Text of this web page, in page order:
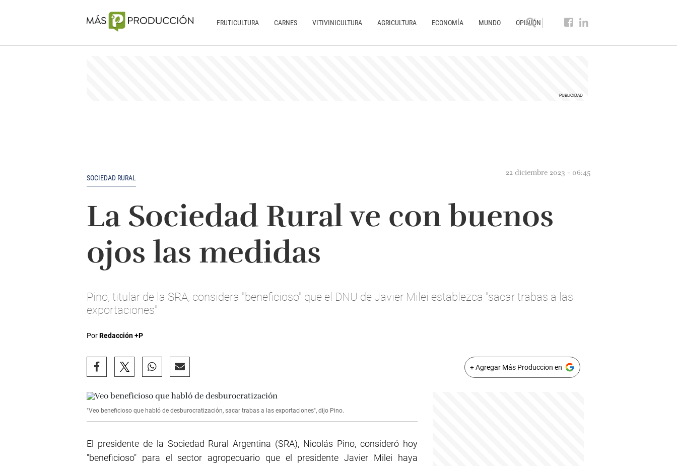
FRUTICULTURA CARNES VITIVINICULTURA AGRICULTURA ECONOMÍA MUNDO OPINIÓN
SOCIEDAD RURAL
22 diciembre 2023 - 06:45
La Sociedad Rural ve con buenos
ojos las medidas
Pino, titular de la SRA, considera "beneficioso" que el DNU de Javier Milei establezca "sacar trabas a las
exportaciones"
PorRedacción +P
+ Agregar Más Produccion en
"Veo beneficioso que habló de desburocratización, sacar trabas a las exportaciones", dijo Pino.
El presidente de la Sociedad Rural Argentina (SRA), Nicolás Pino, consideró hoy
"beneficioso" para el sector agropecuario que el presidente Javier Milei haya